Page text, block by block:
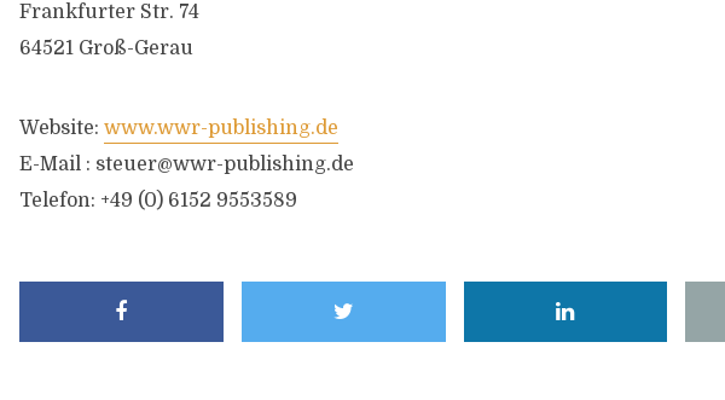
Frankfurter Str. 74
64521 Groß-Gerau
Website: www.wwr-publishing.de
E-Mail : steuer@wwr-publishing.de
Telefon: +49 (0) 6152 9553589